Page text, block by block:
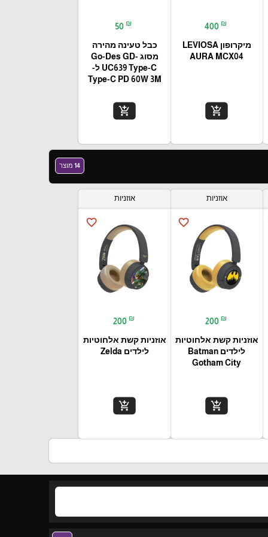
400 ₪
מיקרופון LEVIOSA
AURA MCX04
add_shopping_cart
50 ₪
כבל טעינה מהירה
מסוג Go-Des GD-
UC639 Type-C ל-
Type-C PD 60W 3M
add_shopping_cart
14 מוצר
אוזניות
favorite_border
200 ₪
אוזניות קשת אלחוטיות
לילדים Batman
Gotham City
add_shopping_cart
אוזניות
favorite_border
200 ₪
אוזניות קשת אלחוטיות
לילדים Zelda
add_shopping_cart